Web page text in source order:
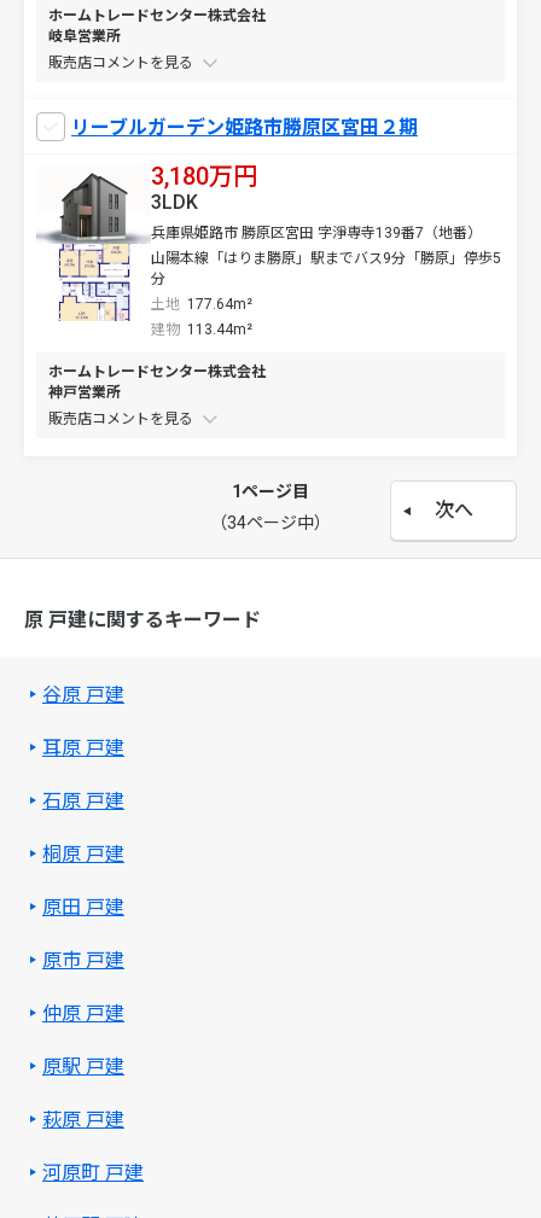
ホームトレードセンター株式会社
岐阜営業所
販売店コメントを
リーブルガーデン姫路市勝原区宮田２期
3,180万円
兵庫県姫路市 勝原区宮田 字淨専寺139番7（地番）
山陽本線「はりま勝原」駅までバス9分「勝原」停歩5
分
土地 177.64m²
3LDK
建物 113.44m²
ホームトレードセンター株式会社
神戸営業所
販売店コメントを
1ページ目
（34ページ中）
次へ
原 戸建に関するキーワード
谷原 戸建
耳原 戸建
石原 戸建
桐原 戸建
原田 戸建
原市 戸建
仲原 戸建
原駅 戸建
萩原 戸建
河原町 戸建